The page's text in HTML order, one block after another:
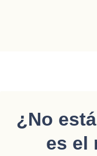
¿No
es el